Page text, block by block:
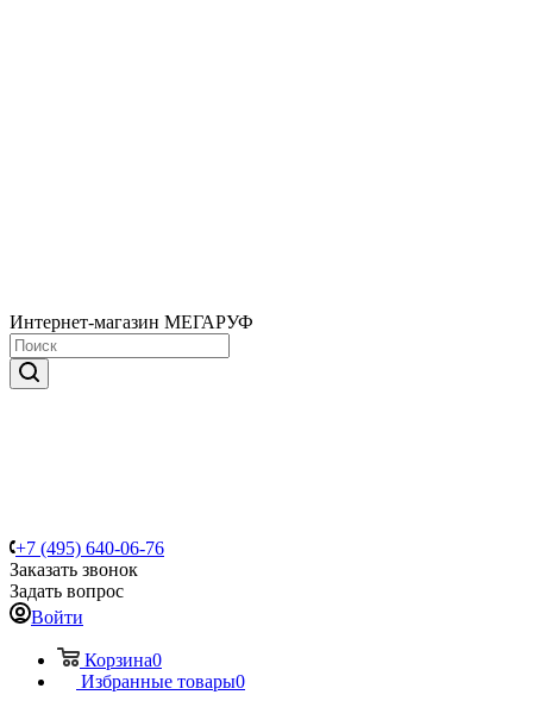
Интернет-магазин МЕГАРУФ
+7 (495) 640-06-76
Заказать звонок
Задать вопрос
Войти
Корзина0
Избранные товары0